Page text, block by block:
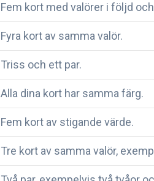
Fem kort med valörer i följd
Fyra kort av samma valör.
Triss och ett par.
Alla dina kort har samma färg.
Fem kort av stigande värde.
Tre kort av samma valör,